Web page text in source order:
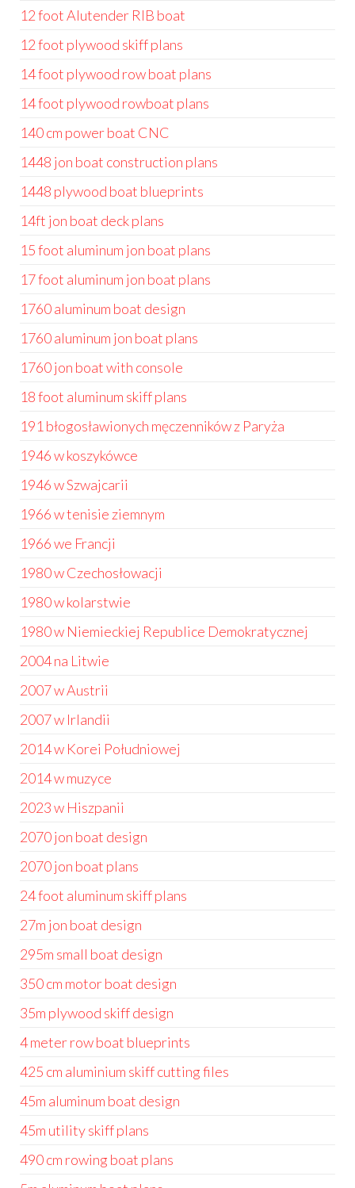
12 foot Alutender RIB boat
12 foot plywood skiff plans
14 foot plywood row boat plans
14 foot plywood rowboat plans
140 cm power boat CNC
1448 jon boat construction plans
1448 plywood boat blueprints
14ft jon boat deck plans
15 foot aluminum jon boat plans
17 foot aluminum jon boat plans
1760 aluminum boat design
1760 aluminum jon boat plans
1760 jon boat with console
18 foot aluminum skiff plans
191 błogosławionych męczenników z Paryża
1946 w koszykówce
1946 w Szwajcarii
1966 w tenisie ziemnym
1966 we Francji
1980 w Czechosłowacji
1980 w kolarstwie
1980 w Niemieckiej Republice Demokratycznej
2004 na Litwie
2007 w Austrii
2007 w Irlandii
2014 w Korei Południowej
2014 w muzyce
2023 w Hiszpanii
2070 jon boat design
2070 jon boat plans
24 foot aluminum skiff plans
27m jon boat design
295m small boat design
350 cm motor boat design
35m plywood skiff design
4 meter row boat blueprints
425 cm aluminium skiff cutting files
45m aluminum boat design
45m utility skiff plans
490 cm rowing boat plans